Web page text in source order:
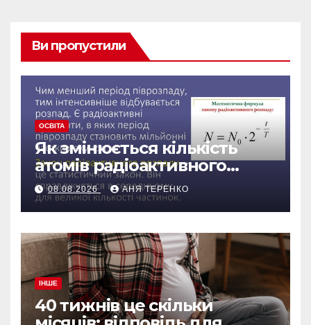
Ви пропустили
ОСВІТА
Як змінюється кількість
атомів радіоактивного
препарату з часом
08.08.2026 АНЯ ТЕРЕНКО
ІНШЕ
40 тижнів це скільки